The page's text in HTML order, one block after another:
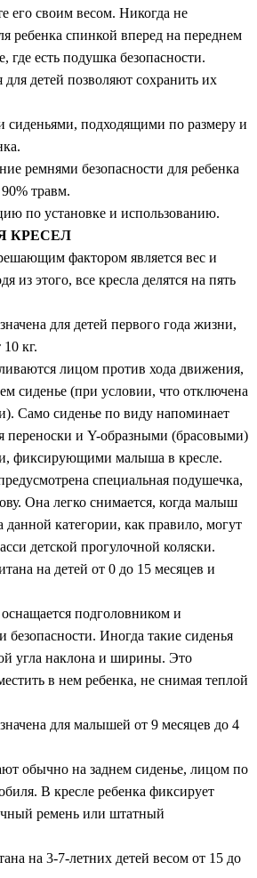
его своим весом. Никогда не
ребенка спинкой вперед на переднем
где есть подушка безопасности.
детей позволяют сохранить их
сиденьями, подходящими по размеру и
ремнями безопасности для ребенка
травм.
по установке и использованию.
КРЕСЕЛ
фактором является вес и
из этого, все кресла делятся на пять
для детей первого года жизни,
кг.
лицом против хода движения,
сиденье (при условии, что отключена
Само сиденье по виду напоминает
переноски и Y-образными (брасовыми)
фиксирующими малыша в кресле.
специальная подушечка,
Она легко снимается, когда малыш
данной категории, как правило, могут
детской прогулочной коляски.
на детей от 0 до 15 месяцев и
подголовником и
Иногда такие сиденья
угла наклона и ширины. Это
в нем ребенка, не снимая теплой
для малышей от 9 месяцев до 4
обычно на заднем сиденье, лицом по
В кресле ребенка фиксирует
ремень или штатный
на 3-7-летних детей весом от 15 до